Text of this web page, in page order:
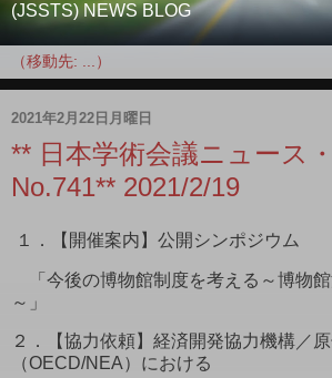
(JSSTS) NEWS BLOG
2021年2月22日月曜日
** 日本学術会議ニュース
No.741** 2021/2/19
１．【開催案内】公開シンポジウム
「今後の博物館制度を考える～博物
～」
２．【協力依頼】経済開発協力機構／
（OECD/NEA）における